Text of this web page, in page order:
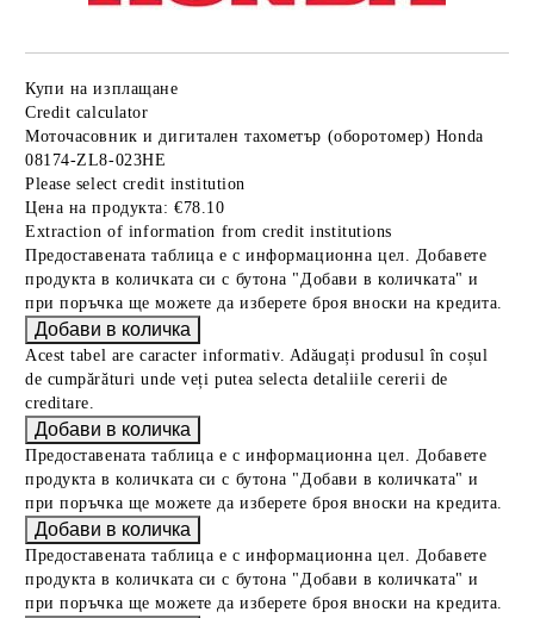
Купи на изплащане
Credit calculator
Моточасовник и дигитален тахометър (оборотомер) Honda
08174-ZL8-023HE
Please select credit institution
Цена на продукта: €78.10
Extraction of information from credit institutions
Предоставената таблица е с информационна цел. Добавете
продукта в количката си с бутона "Добави в количката" и
при поръчка ще можете да изберете броя вноски на кредита.
Acest tabel are caracter informativ. Adăugați produsul în coșul
de cumpărături unde veți putea selecta detaliile cererii de
creditare.
Предоставената таблица е с информационна цел. Добавете
продукта в количката си с бутона "Добави в количката" и
при поръчка ще можете да изберете броя вноски на кредита.
Предоставената таблица е с информационна цел. Добавете
продукта в количката си с бутона "Добави в количката" и
при поръчка ще можете да изберете броя вноски на кредита.